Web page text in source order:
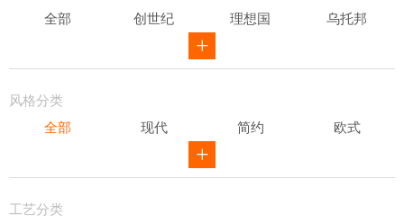
全部
创世纪 理想国 乌托邦
风格分类
全部
现代 简约 欧式
工艺分类